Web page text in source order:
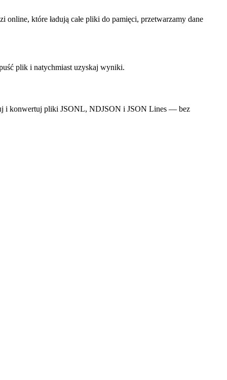
które ładują całe pliki do pamięci, przetwarzamy dane
plik i natychmiast uzyskaj wyniki.
i konwertuj pliki JSONL, NDJSON i JSON Lines — bez